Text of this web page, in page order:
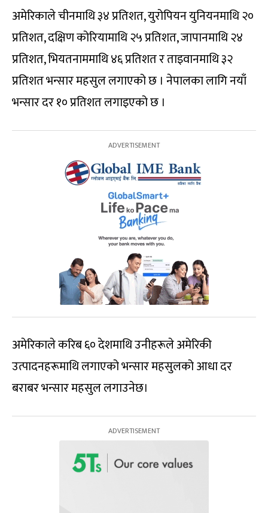
अमेरिकाले चीनमाथि ३४ प्रतिशत, युरोपियन युनियनमाथि २०
प्रतिशत, दक्षिण कोरियामाथि २५ प्रतिशत, जापानमाथि २४
प्रतिशत, भियतनाममाथि ४६ प्रतिशत र ताइवानमाथि ३२
प्रतिशत भन्सार महसुल लगाएको छ । नेपालका लागि नयाँ
भन्सार दर १० प्रतिशत लगाइएको छ ।
अमेरिकाले करिब ६० देशमाथि उनीहरूले अमेरिकी
उत्पादनहरूमाथि लगाएको भन्सार महसुलको आधा दर
बराबर भन्सार महसुल लगाउनेछ।